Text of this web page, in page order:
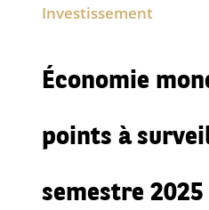
Investissement
Économie
points à
semestre 2025